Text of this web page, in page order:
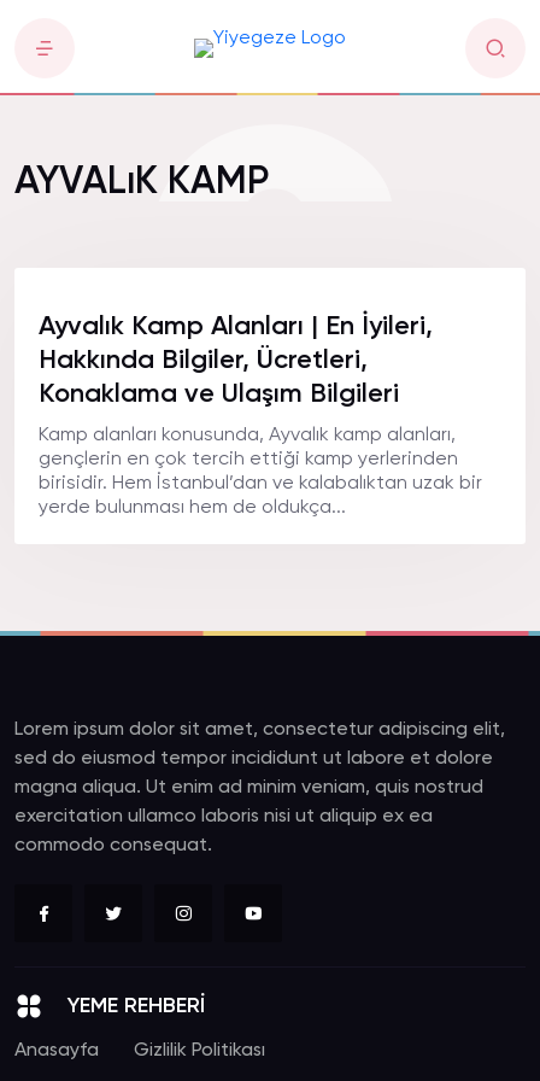
AYVALıK KAMP
Ayvalık Kamp Alanları | En İyileri,
Hakkında Bilgiler, Ücretleri,
Konaklama ve Ulaşım Bilgileri
Kamp alanları konusunda, Ayvalık kamp alanları,
gençlerin en çok tercih ettiği kamp yerlerinden
birisidir. Hem İstanbul’dan ve kalabalıktan uzak bir
yerde bulunması hem de oldukça...
Lorem ipsum dolor sit amet, consectetur adipiscing elit,
sed do eiusmod tempor incididunt ut labore et dolore
magna aliqua. Ut enim ad minim veniam, quis nostrud
exercitation ullamco laboris nisi ut aliquip ex ea
commodo consequat.
YEME REHBERİ
Anasayfa Gizlilik Politikası